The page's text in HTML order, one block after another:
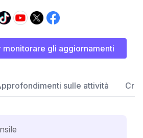
monitorare gli aggiornamenti
sulle attività